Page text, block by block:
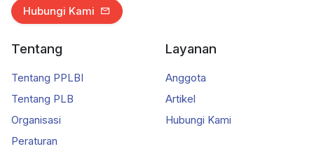
Hubungi Kami
Tentang
Tentang PPLBI
Tentang PLB
Organisasi
Peraturan
Layanan
Anggota
Artikel
Hubungi Kami